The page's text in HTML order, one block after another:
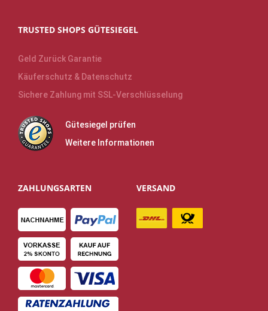
TRUSTED SHOPS GÜTESIEGEL
Geld Zurück Garantie
Käuferschutz & Datenschutz
Sichere Zahlung mit SSL-Verschlüsselung
Gütesiegel prüfen
Weitere Informationen
ZAHLUNGSARTEN VERSAND